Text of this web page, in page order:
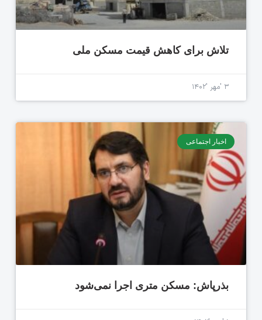
تلاش برای کاهش قیمت مسکن ملی
۳ 'مهر '۱۴۰۲
اخبار اجتماعی
بذرپاش: مسکن متری اجرا نمی‌شود